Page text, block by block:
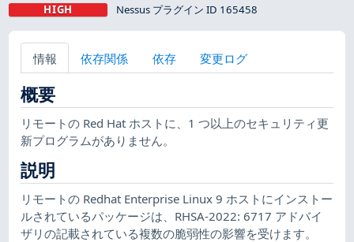
HIGH Nessus プラグイン ID 165458
情報 依存関係 依存 変更ログ
概要
リモートの Red Hat ホストに、1 つ以上のセキュリティ更
新プログラムがありません。
説明
リモートの Redhat Enterprise Linux 9 ホストにインストー
ルされているパッケージは、RHSA-2022: 6717 アドバイ
ザリの記載されている複数の脆弱性の影響を受けます。